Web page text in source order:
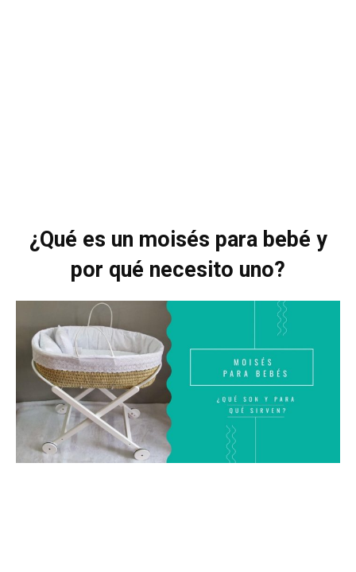
¿Qué es un moisés para bebé y
por qué necesito uno?